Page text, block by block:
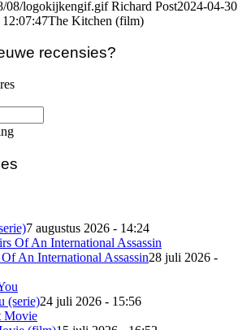
08/logokijkengif.gif Richard Post2024-04-30
The Kitchen (film)
recensies?
7 augustus 2026 - 14:24
An International Assassin28 juli 2026 -
(serie)24 juli 2026 - 15:56